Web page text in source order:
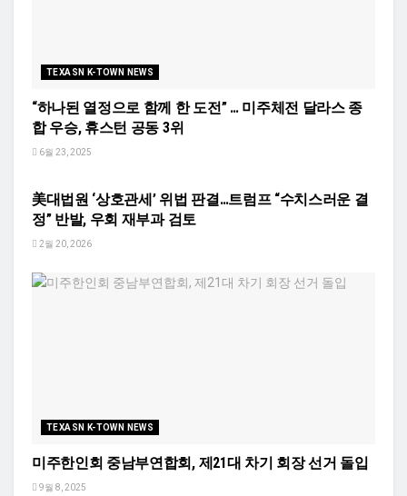
TEXASN K-TOWN NEWS
“하나된 열정으로 함께 한 도전” … 미주체전 달라스 종
합 우승, 휴스턴 공동 3위
6월 23, 2025
美대법원 ‘상호관세’ 위법 판결…트럼프 “수치스러운 결
정” 반발, 우회 재부과 검토
2월 20, 2026
TEXASN K-TOWN NEWS
미주한인회 중남부연합회, 제21대 차기 회장 선거 돌입
9월 8, 2025